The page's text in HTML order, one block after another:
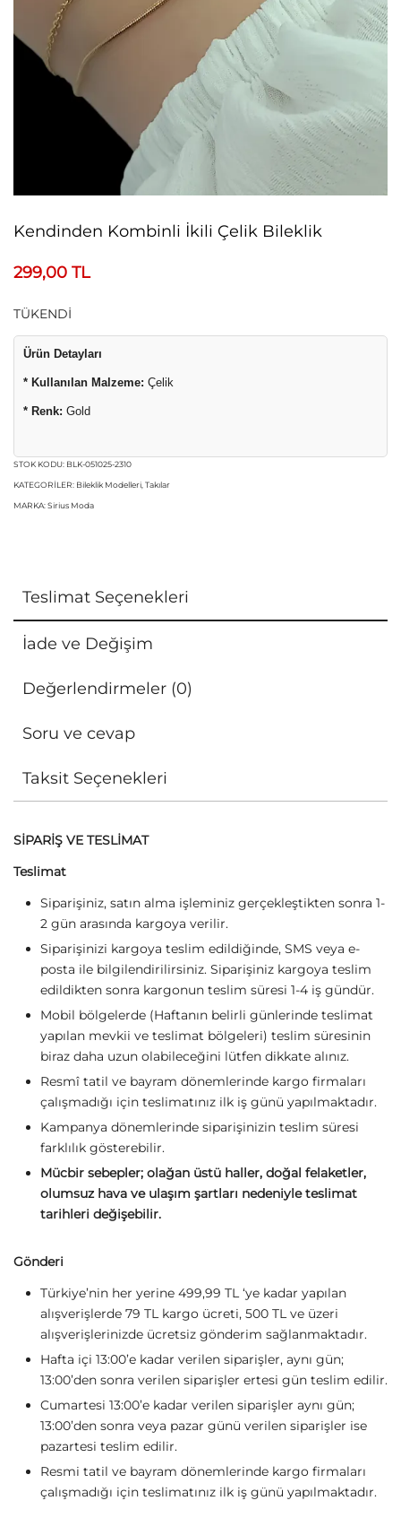
Kendinden Kombinli İkili Çelik Bileklik
299,00 TL
TÜKENDİ
Ürün Detayları
* Kullanılan Malzeme: Çelik
* Renk: Gold
STOK KODU: BLK-051025-2310
KATEGORILER: Bileklik Modelleri Takılar
MARKA:Sirius Moda
Teslimat Seçenekleri
İade ve Değişim
Değerlendirmeler (0)
Soru ve cevap
Taksit Seçenekleri
SİPARİŞ VE TESLİMAT
Teslimat
Siparişiniz, satın alma işleminiz gerçekleştikten sonra 1-
2 gün arasında kargoya verilir.
Siparişinizi kargoya teslim edildiğinde, SMS veya e-
posta ile bilgilendirilirsiniz. Siparişiniz kargoya teslim
edildikten sonra kargonun teslim süresi 1-4 iş gündür.
Mobil bölgelerde (Haftanın belirli günlerinde teslimat
yapılan mevkii ve teslimat bölgeleri) teslim süresinin
biraz daha uzun olabileceğini lütfen dikkate alınız.
Resmî tatil ve bayram dönemlerinde kargo firmaları
çalışmadığı için teslimatınız ilk iş günü yapılmaktadır.
Kampanya dönemlerinde siparişinizin teslim süresi
farklılık gösterebilir.
Mücbir sebepler; olağan üstü haller, doğal felaketler,
olumsuz hava ve ulaşım şartları nedeniyle teslimat
tarihleri değişebilir.
Gönderi
Türkiye’nin her yerine 499,99 TL ‘ye kadar yapılan
alışverişlerde 79 TL kargo ücreti, 500 TL ve üzeri
alışverişlerinizde ücretsiz gönderim sağlanmaktadır.
Hafta içi 13:00’e kadar verilen siparişler, aynı gün;
13:00’den sonra verilen siparişler ertesi gün teslim edilir.
Cumartesi 13:00’e kadar verilen siparişler aynı gün;
13:00’den sonra veya pazar günü verilen siparişler ise
pazartesi teslim edilir.
Resmi tatil ve bayram dönemlerinde kargo firmaları
çalışmadığı için teslimatınız ilk iş günü yapılmaktadır.